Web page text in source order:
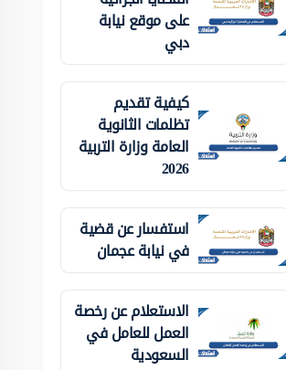
على موقع نيابة
دبي
كيفية تقديم
تظلمات الثانوية
العامة وزارة التربية
2026
استفسار عن قضية
في نيابة عجمان
الاستعلام عن رخصة
العمل للعامل في
السعودية